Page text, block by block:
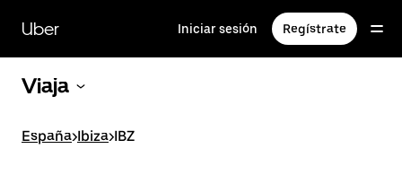
contenido
principal
Uber Iniciar sesión Regístrate
Viaja
España>Ibiza>IBZ